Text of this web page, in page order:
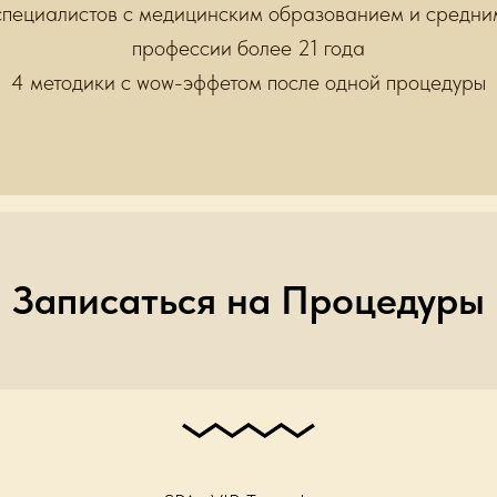
с медицинским образованием и
профессии более 21 года
4 методики с wow-эффетом после одной процедуры
Записаться на Процедуры